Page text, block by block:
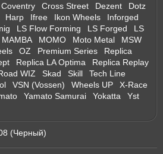
Coventry Cross Street Dezent
Dotz
Harp Ifree Ikon Wheels
Inforged
LS Flow Forming LS Forged
LS
MAMBA MOMO Moto Metal
MSW
OZ Premium Series
Replica
Replica LA Optima
Replica Replay
WIZ Skad Skill
Tech Line
VSN (Vossen) Wheels UP
X-Race
Yamato Samurai Yokatta
Yst
(Черный)